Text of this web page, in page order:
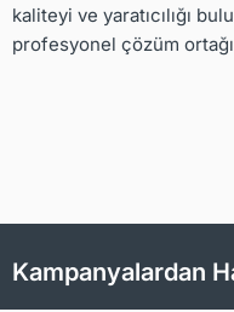
kaliteyi ve yaratıcılığı
profesyonel çözüm
Kampanyalardan